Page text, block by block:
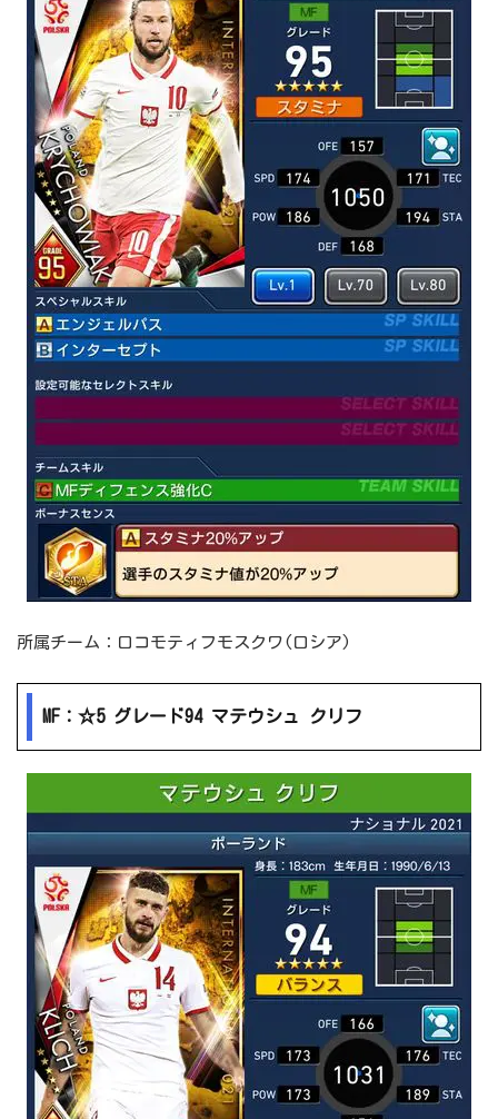
所属チーム：ロコモティフモスクワ(ロシア)
MF：☆5 グレード94 マテウシュ クリフ